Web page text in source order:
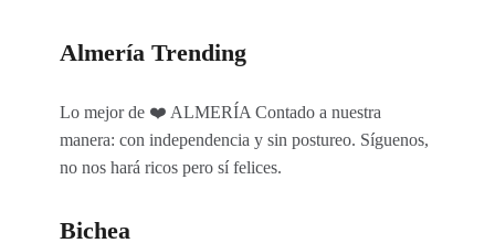
Almería Trending
Lo mejor de ❤️ ALMERÍA Contado a nuestra
manera: con independencia y sin postureo. Síguenos,
no nos hará ricos pero sí felices.
Bichea